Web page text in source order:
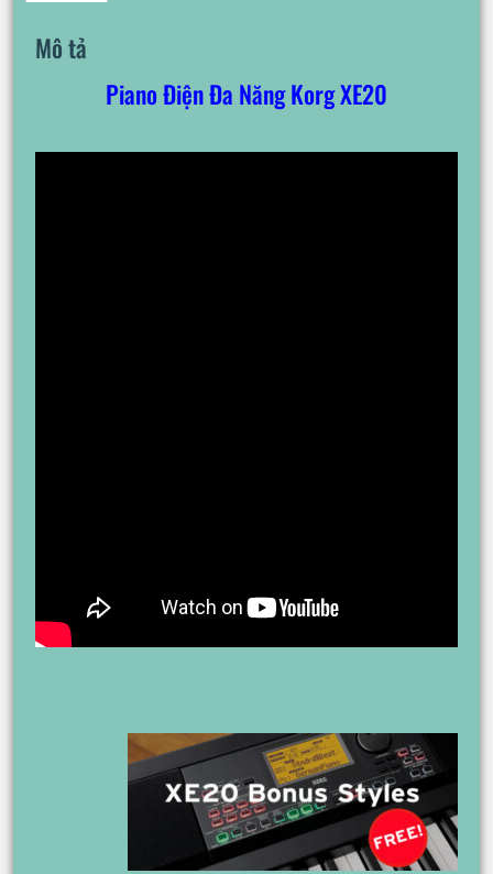
Mô tả
Piano Điện Đa Năng Korg XE20